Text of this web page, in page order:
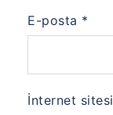
E-posta *
İnternet sitesi